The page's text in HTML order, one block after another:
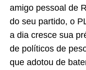
amigo pessoal de
do seu partido, o
a dia cresce sua
de políticos de
que adotou de